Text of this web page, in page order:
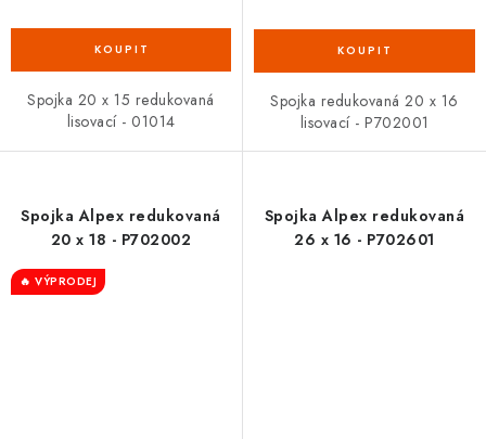
Spojka 20 x 15 redukovaná
lisovací - 01014
Spojka redukovaná 20 x 16
lisovací - P702001
Spojka Alpex redukovaná
20 x 18 - P702002
🔥 VÝPRODEJ
Spojka Alpex redukovaná
26 x 16 - P702601